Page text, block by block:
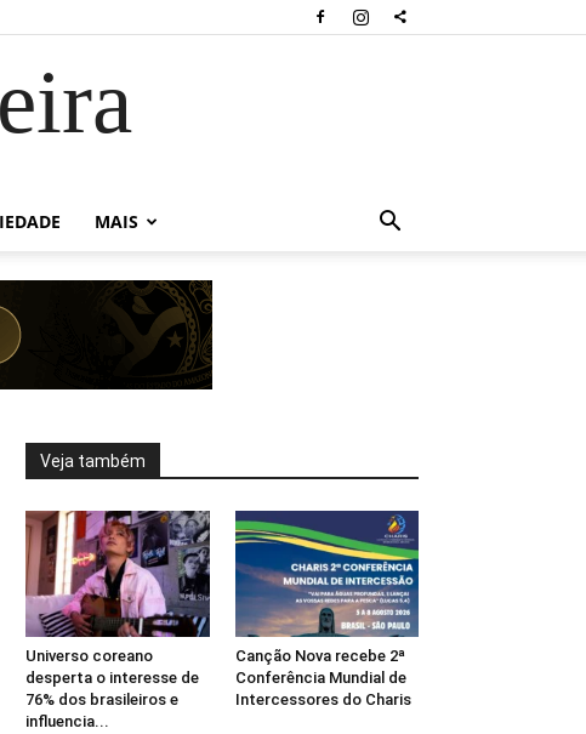
MAIS
Veja também
Universo coreano
desperta o interesse de
76% dos brasileiros e
influencia...
Canção Nova recebe 2ª
Conferência Mundial de
Intercessores do Charis